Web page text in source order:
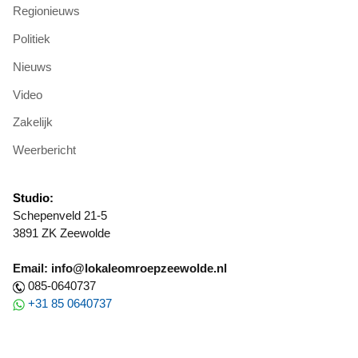
Regionieuws
Politiek
Nieuws
Video
Zakelijk
Weerbericht
Studio:
Schepenveld 21-5
3891 ZK Zeewolde
Email: info@lokaleomroepzeewolde.nl
085-0640737
+31 85 0640737